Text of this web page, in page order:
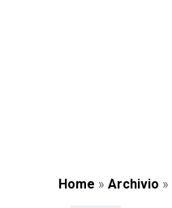
Home » Archivio »